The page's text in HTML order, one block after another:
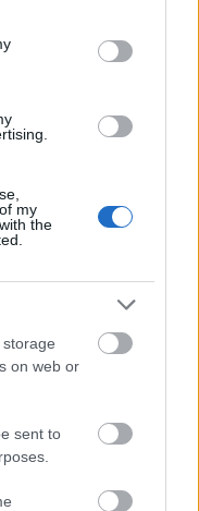
in below Google
my
the
on web or
sent to
akkor mindig arra
példát tudna
megnyugodnék,
megértéséhez.
szégyenletes
sincs,
soha nem vettél a
és Irodalmat